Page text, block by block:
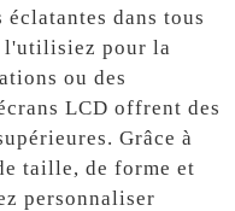
dans tous
l'utilisiez pour la
ou des
LCD offrent des
Grâce à
taille, de forme et
personnaliser